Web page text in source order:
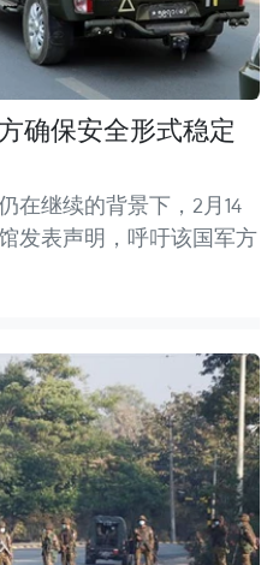
确保安全形式稳定
在继续的背景下，2月14
发表声明，呼吁该国军方